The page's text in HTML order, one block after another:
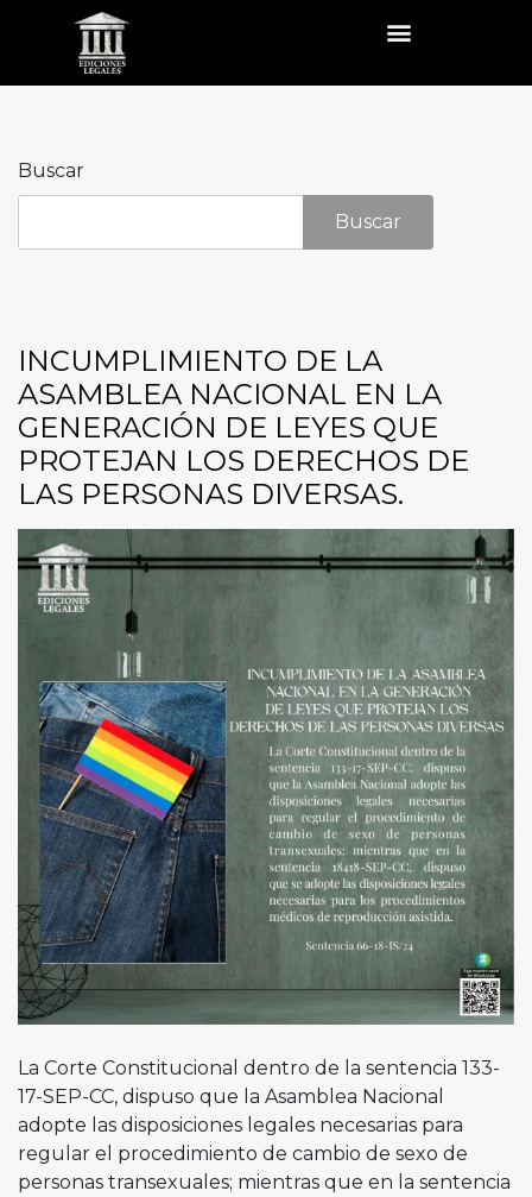
Buscar
Buscar
INCUMPLIMIENTO DE LA
ASAMBLEA NACIONAL EN LA
GENERACIÓN DE LEYES QUE
PROTEJAN LOS DERECHOS DE
LAS PERSONAS DIVERSAS.
La Corte Constitucional dentro de la sentencia 133-
17-SEP-CC, dispuso que la Asamblea Nacional
adopte las disposiciones legales necesarias para
regular el procedimiento de cambio de sexo de
personas transexuales; mientras que en la sentencia